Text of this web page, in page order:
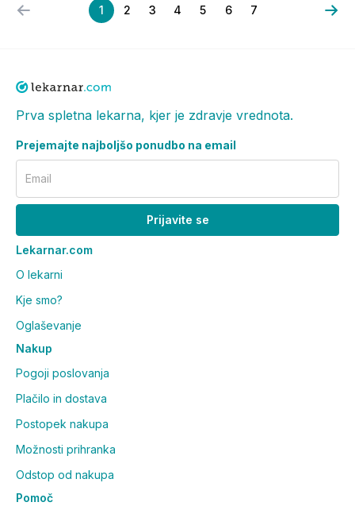
1 2 3 4 5 6 7
Prva spletna lekarna, kjer je zdravje vrednota.
Prejemajte najboljšo ponudbo na email
Email
Prijavite se
Lekarnar.com
O lekarni
Kje smo?
Oglaševanje
Nakup
Pogoji poslovanja
Plačilo in dostava
Postopek nakupa
Možnosti prihranka
Odstop od nakupa
Pomoč